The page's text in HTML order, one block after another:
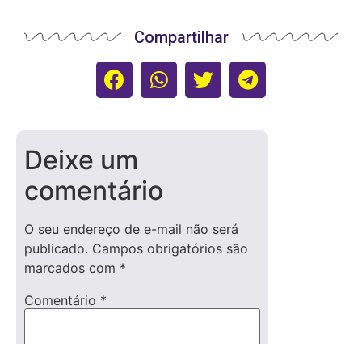
Compartilhar
Deixe um
comentário
O seu endereço de e-mail não será
publicado. Campos obrigatórios são
marcados com *
Comentário *